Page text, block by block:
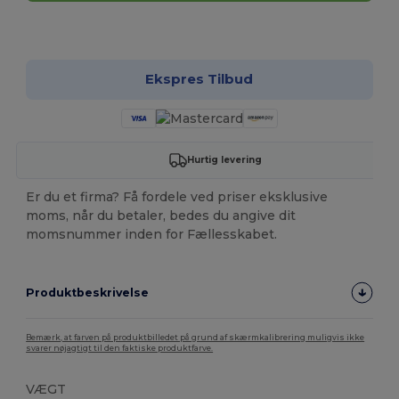
Ekspres Tilbud
Hurtig levering
Er du et firma? Få fordele ved priser eksklusive
moms, når du betaler, bedes du angive dit
momsnummer inden for Fællesskabet.
Produktbeskrivelse
Bemærk, at farven på produktbilledet på grund af skærmkalibrering muligvis ikke
svarer nøjagtigt til den faktiske produktfarve.
VÆGT